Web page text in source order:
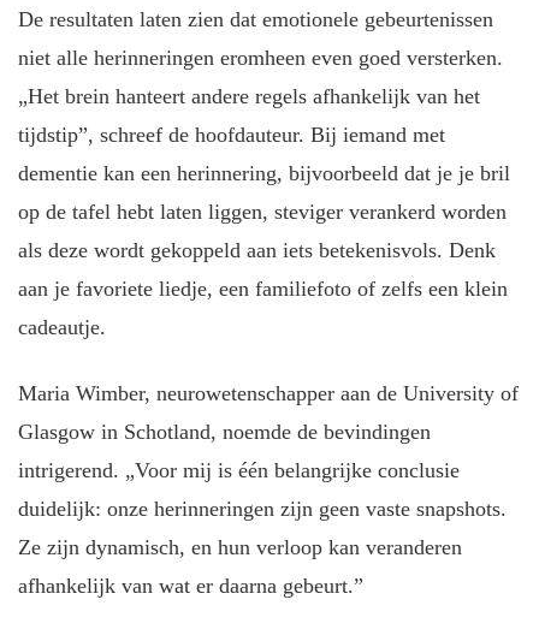
De resultaten laten zien dat emotionele gebeurtenissen
niet alle herinneringen eromheen even goed versterken.
„Het brein hanteert andere regels afhankelijk van het
tijdstip”, schreef de hoofdauteur. Bij iemand met
dementie kan een herinnering, bijvoorbeeld dat je je bril
op de tafel hebt laten liggen, steviger verankerd worden
als deze wordt gekoppeld aan iets betekenisvols. Denk
aan je favoriete liedje, een familiefoto of zelfs een klein
cadeautje.
Maria Wimber, neurowetenschapper aan de University of
Glasgow in Schotland, noemde de bevindingen
intrigerend. „Voor mij is één belangrijke conclusie
duidelijk: onze herinneringen zijn geen vaste snapshots.
Ze zijn dynamisch, en hun verloop kan veranderen
afhankelijk van wat er daarna gebeurt.”